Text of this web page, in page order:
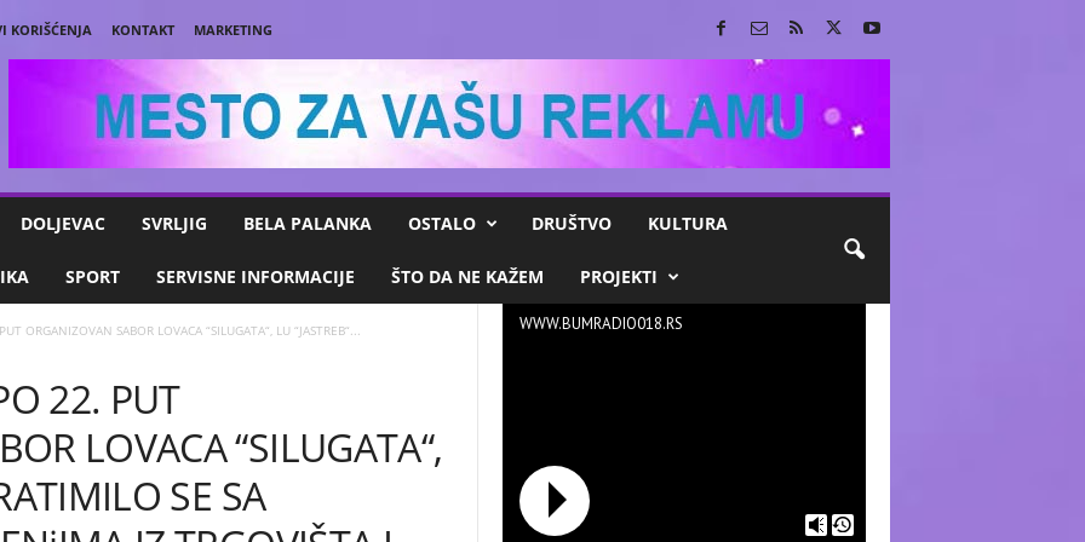
KORIŠĆENJA KONTAKT
MARKETING
DOLJEVAC SVRLJIG BELA PALANKA OSTALO DRUŠTVO KULTURA
SPORT SERVISNE INFORMACIJE ŠTO DA NE KAŽEM PROJEKTI
ORGANIZOVAN SABOR LOVACA “SILUGATA“, LU “JASTREB“...
22. PUT
LOVACA “SILUGATA“,
SE SA
WWW.BUMRADIO018.RS